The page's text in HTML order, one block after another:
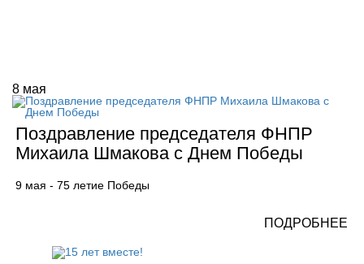
8 мая
Поздравление председателя ФНПР
Михаила Шмакова с Днем Победы
9 мая - 75 летие Победы
ПОДРОБНЕЕ